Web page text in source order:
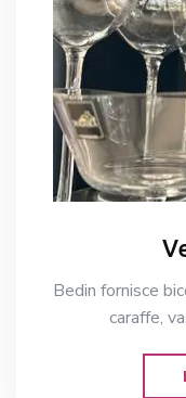
Bedin fornisce
caraffe,